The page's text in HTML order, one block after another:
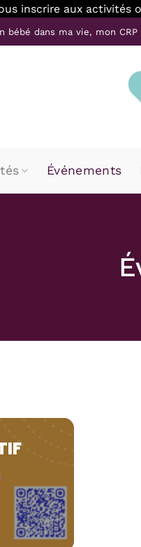
inscrire aux activités
bébé dans ma vie, mon CRP
Événements